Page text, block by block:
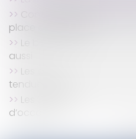
Contrôle technique des
place progressive.
Le black Fridays
aussi
Les délais et retards de
tendue à venir
Les 3 réflexes à avoir
d’occasion